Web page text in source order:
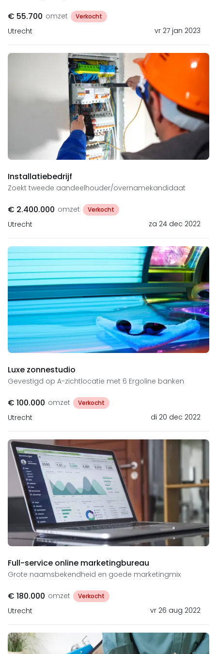
€ 55.700 omzet Verkocht
Utrecht vr 27 jan 2023
Installatiebedrijf
Zoekt tweede aandeelhouder/overnamekandidaat
€ 2.400.000 omzet Verkocht
Utrecht za 24 dec 2022
Luxe zonnestudio
Gevestigd op A-zichtlocatie met 6 Ergoline banken
€ 100.000 omzet Verkocht
Utrecht di 20 dec 2022
Full-service online marketingbureau
Grote naamsbekendheid en goede marketingmix
€ 180.000 omzet Verkocht
Utrecht vr 26 aug 2022